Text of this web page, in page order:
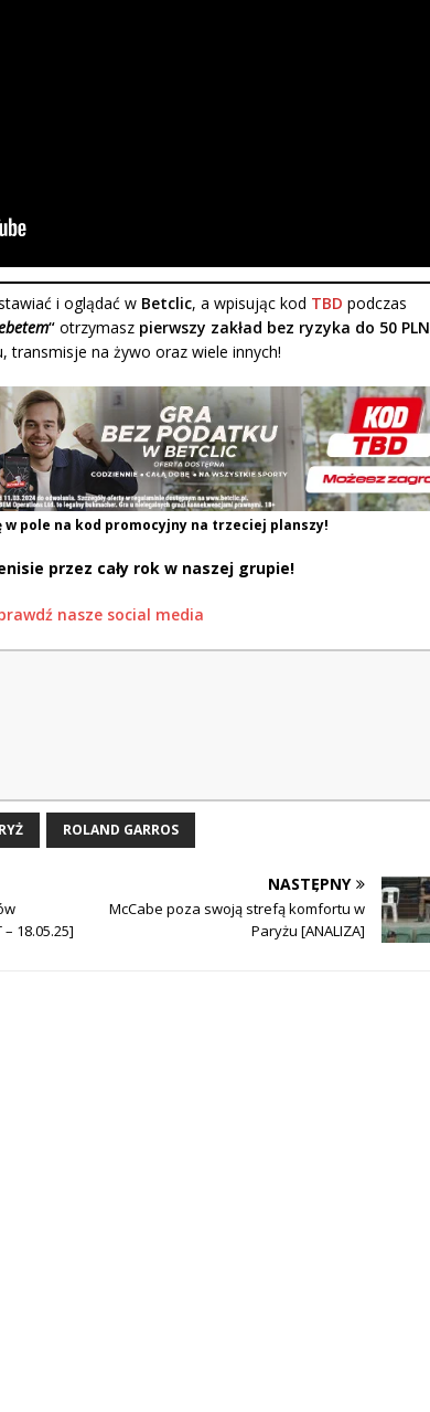
i oglądać w Betclic, a wpisując kod TBD podczas
“ otrzymasz pierwszy zakład bez ryzyka do 50 PLN
transmisje na żywo oraz wiele innych!
w pole na kod promocyjny na trzeciej planszy!
przez cały rok w naszej grupie!
nasze social media
ROLAND GARROS
18.05.25]
NASTĘPNY
McCabe poza swoją strefą komfortu w
Paryżu [ANALIZA]